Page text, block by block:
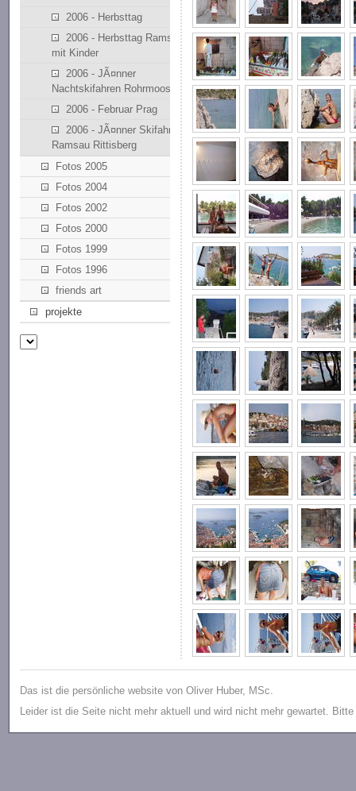
2006 - Herbsttag
2006 - Herbsttag Ramsau
mit Kinder
2006 - JÃ¤nner
Nachtskifahren Rohrmoos
2006 - Februar Prag
2006 - JÃ¤nner Skifahren
Ramsau Rittisberg
Fotos 2005
Fotos 2004
Fotos 2002
Fotos 2000
Fotos 1999
Fotos 1996
friends art
projekte
Das ist die persönliche website von Oliver Huber, MSc.
Leider ist die Seite nicht mehr aktuell und wird nicht mehr gewartet.